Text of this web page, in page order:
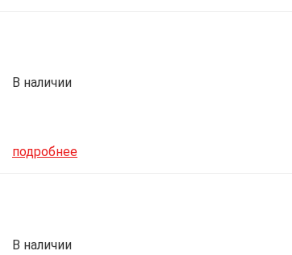
В наличии
подробнее
В наличии